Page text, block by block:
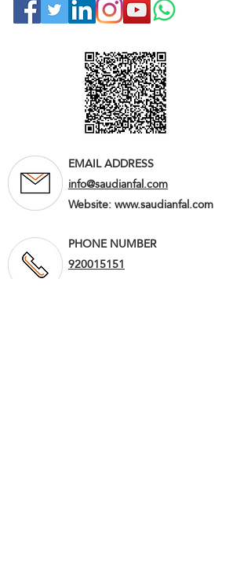
EMAIL ADDRESS
info@saudianfal.com
Website:www.saudianfal.com
PHONE NUMBER
920015151